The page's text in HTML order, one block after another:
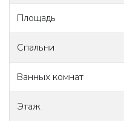
Площадь
Спальни
Ванных комнат
Этаж